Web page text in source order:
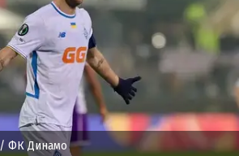
/ ФК Динамо